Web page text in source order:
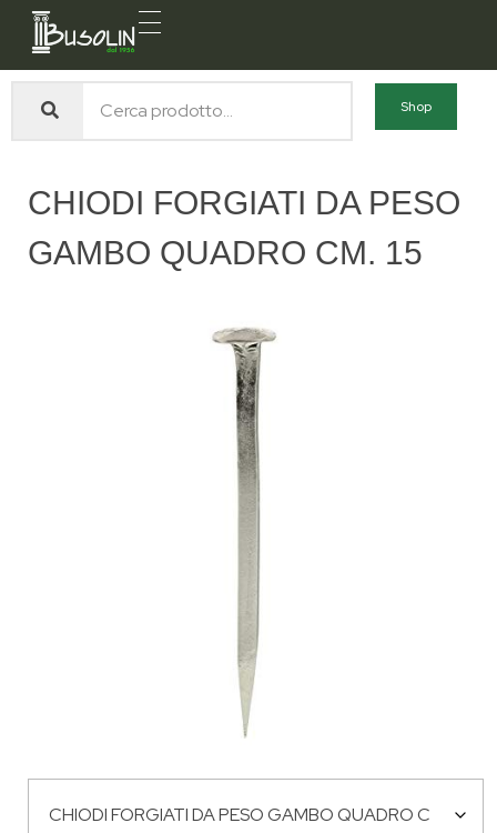
Busolin S.R.L.
Shop
CHIODI FORGIATI DA PESO
GAMBO QUADRO CM. 15